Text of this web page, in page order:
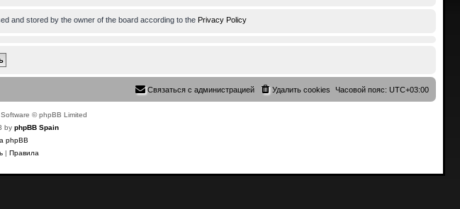
and stored by the owner of the board according to the Privacy Policy
Часовой пояс:UTC+03:00
Удалить cookies
Связаться с администрацией
© phpBB Limited
by phpBB Spain
phpBB
|Правила